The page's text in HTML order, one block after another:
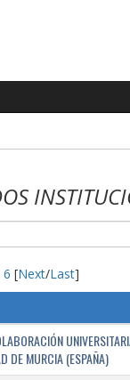
6 [Next/Last]
DE MURCIA (ESPAÑA)